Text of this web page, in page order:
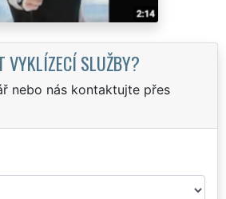
VYKLÍZECÍ SLUŽBY?
nebo nás kontaktujte přes